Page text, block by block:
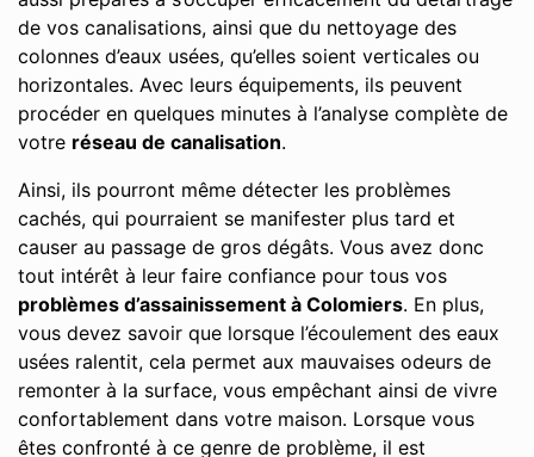
de vos canalisations, ainsi que du nettoyage des
colonnes d’eaux usées, qu’elles soient verticales ou
horizontales. Avec leurs équipements, ils peuvent
procéder en quelques minutes à l’analyse complète de
votre réseau de canalisation.
Ainsi, ils pourront même détecter les problèmes
cachés, qui pourraient se manifester plus tard et
causer au passage de gros dégâts. Vous avez donc
tout intérêt à leur faire confiance pour tous vos
problèmes d’assainissement à Colomiers. En plus,
vous devez savoir que lorsque l’écoulement des eaux
usées ralentit, cela permet aux mauvaises odeurs de
remonter à la surface, vous empêchant ainsi de vivre
confortablement dans votre maison. Lorsque vous
êtes confronté à ce genre de problème, il est